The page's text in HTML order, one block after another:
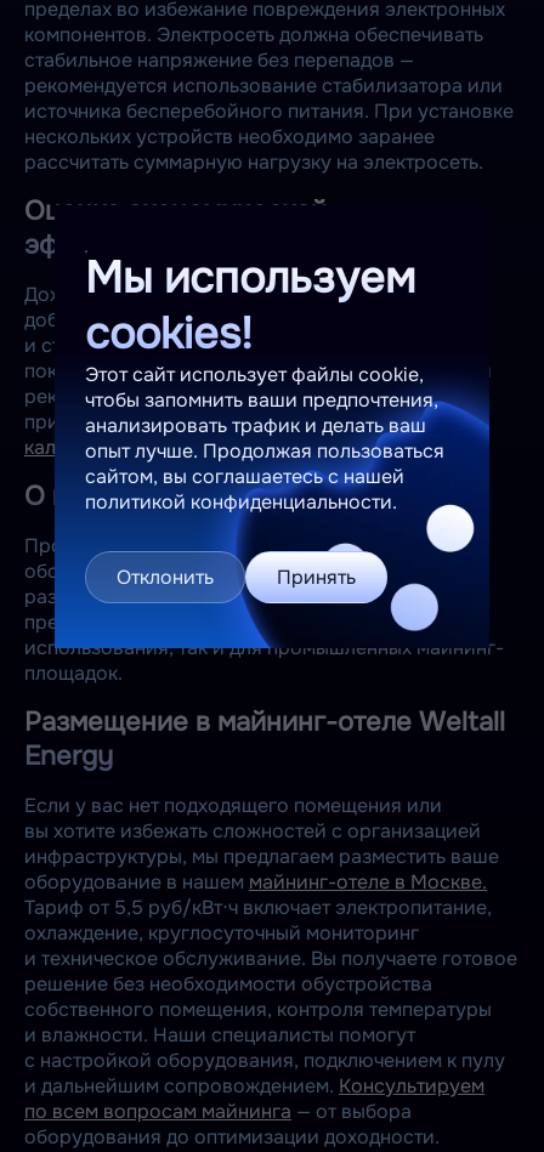
Мы используем
cookies!
Этот сайт использует файлы cookie,
чтобы запомнить ваши предпочтения,
анализировать трафик и делать ваш
опыт лучше. Продолжая пользоваться
сайтом, вы соглашаетесь с нашей
политикой конфиденциальности.
Отклонить Принять
пределах во избежание повреждения электронных
компонентов. Электросеть должна обеспечивать
стабильное напряжение без перепадов —
рекомендуется использование стабилизатора или
источника бесперебойного питания. При установке
нескольких устройств необходимо заранее
рассчитать суммарную нагрузку на электросеть.
Оценка экономической
эффективности
Доходность майнинга зависит от текущего курса
добываемой криптовалюты, сложности сети
и стоимости электроэнергии. Поскольку эти
показатели регулярно меняются, перед покупкой
рекомендуется рассчитать актуальную
прибыльность оборудования с помощьюнашего
калькулятора доходности.
О производителе
Производитель специализируется на выпуске
оборудования для майнинга криптовалют
различного класса и назначения. В линейке
представлены решения как для индивидуального
использования, так и для промышленных майнинг-
площадок.
Размещение в майнинг-отеле Weltall
Energy
Если у вас нет подходящего помещения или
вы хотите избежать сложностей с организацией
инфраструктуры, мы предлагаем разместить ваше
оборудование в нашем майнинг-отеле в Москве.
Тариф от 5,5 руб/кВт⋅ч включает электропитание,
охлаждение, круглосуточный мониторинг
и техническое обслуживание. Вы получаете готовое
решение без необходимости обустройства
собственного помещения, контроля температуры
и влажности. Наши специалисты помогут
с настройкой оборудования, подключением к пулу
и дальнейшим сопровождением. Консультируем
по всем вопросам майнинга — от выбора
оборудования до оптимизации доходности.